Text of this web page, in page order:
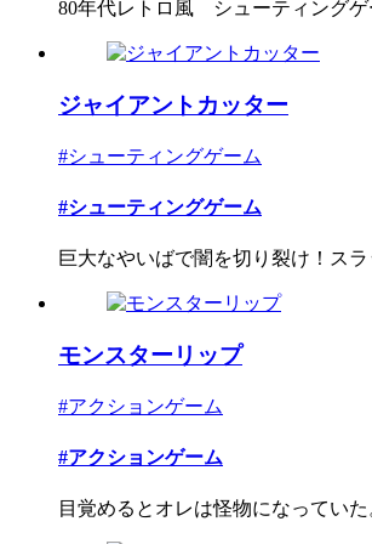
80年代レトロ風 シューティングゲ
ジャイアントカッター
#シューティングゲーム
#シューティングゲーム
巨大なやいばで闇を切り裂け！ス
モンスターリップ
#アクションゲーム
#アクションゲーム
目覚めるとオレは怪物になっていた